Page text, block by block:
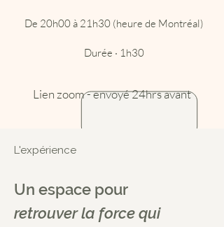
De 20h00 à 21h30 (heure de Montréal)
Durée · 1h30
Lien zoom - envoyé 24hrs avant
L'expérience
Un espace pour
retrouver la force qui